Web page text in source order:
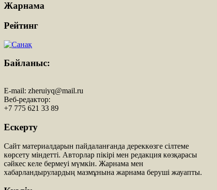
Жарнама
Рейтинг
Байланыс:
E-mail: zheruiyq@mail.ru
Веб-редактор:
+7 775 621 33 89
Ескерту
Сайт материалдарын пайдаланғанда дереккөзге сілтеме
көрсету міндетті. Авторлар пікірі мен редакция көзқарасы
сәйкес келе бермеуі мүмкін. Жарнама мен
хабарландырулардың мазмұнына жарнама беруші жауапты.